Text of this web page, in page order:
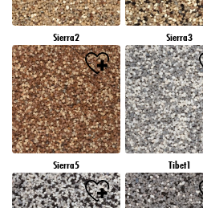
Sierra2 Sierra3
Sierra5 Tibet1